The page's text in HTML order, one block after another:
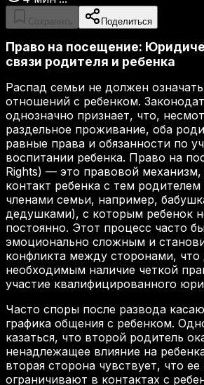
Сохранить Поделиться
Право на посещение:
связи родителя и ребенка
Распад семьи не должен
отношений с ребенком.
однозначно признает, что,
раздельное проживание, оба
равные права и обязанности по
воспитании ребенка. Право на
Rights) — это правовой
контакт ребенка с тем
членами семьи, например,
дедушками), с которым ребенок
постоянно. Этот процесс часто
эмоционально сложным и
конфликта между сторонами, что
необходимым наличие четкой
участие квалифицированного
Часто споры после развода
графика общения с ребенком.
казаться, что второй родитель
ненадлежащее влияние на
вторая сторона чувствует, что ее
ограничивают в контактах с